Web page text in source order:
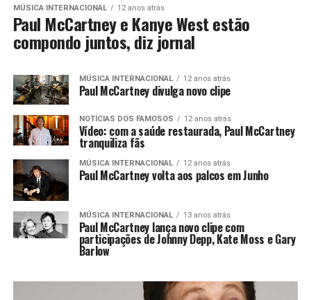
MÚSICA INTERNACIONAL 12 anos atrás
Paul McCartney e Kanye West estão
compondo juntos, diz jornal
MÚSICA INTERNACIONAL 12 anos atrás
Paul McCartney divulga novo clipe
NOTÍCIAS DOS FAMOSOS 12 anos atrás
Vídeo: com a saúde restaurada, Paul McCartney
tranquiliza fãs
MÚSICA INTERNACIONAL 12 anos atrás
Paul McCartney volta aos palcos em Junho
MÚSICA INTERNACIONAL 13 anos atrás
Paul McCartney lança novo clipe com
participações de Johnny Depp, Kate Moss e Gary
Barlow